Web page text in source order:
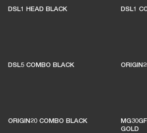
DSL1 HEAD BLACK DSL1
DSL5 COMBO BLACK
ORIGIN20 COMBO BLACK
GOLD